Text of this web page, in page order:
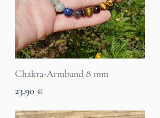
Chakra-Armband 8 mm
Preis
23,90 €